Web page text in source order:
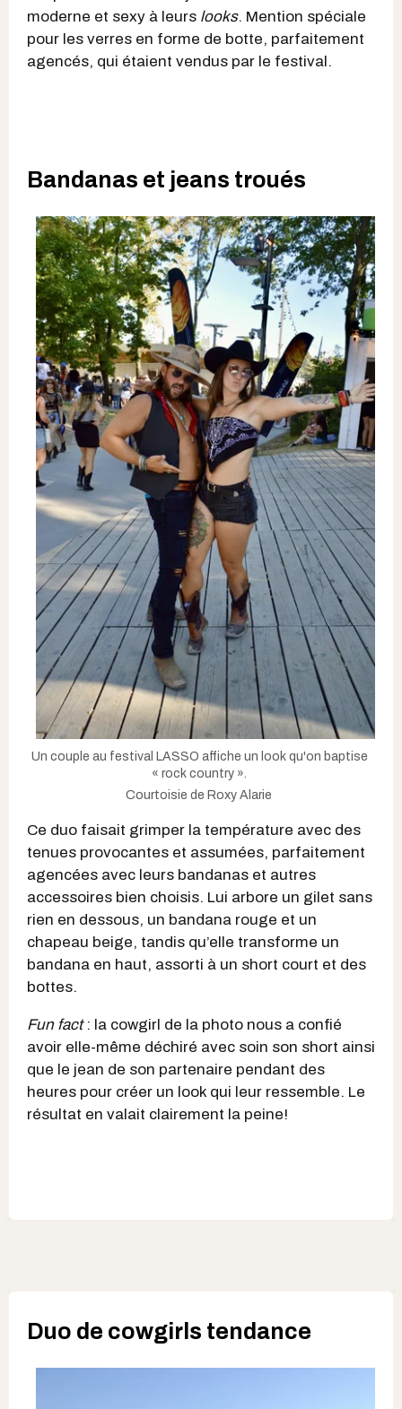
moderne et sexy à leurs looks. Mention spéciale
pour les verres en forme de botte, parfaitement
agencés, qui étaient vendus par le festival.
Bandanas et jeans troués
Un couple au festival LASSO affiche un look qu'on baptise
« rock country ».
Courtoisie de Roxy Alarie
Ce duo faisait grimper la température avec des
tenues provocantes et assumées, parfaitement
agencées avec leurs bandanas et autres
accessoires bien choisis. Lui arbore un gilet sans
rien en dessous, un bandana rouge et un
chapeau beige, tandis qu’elle transforme un
bandana en haut, assorti à un short court et des
bottes.
Fun fact: la cowgirl de la photo nous a confié
avoir elle-même déchiré avec soin son short ainsi
que le jean de son partenaire pendant des
heures pour créer un look qui leur ressemble. Le
résultat en valait clairement la peine!
Duo de cowgirls tendance